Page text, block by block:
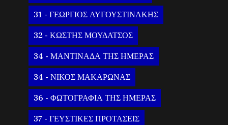
31 - ΓΕΩΡΓΙΟΣ ΑΥΓΟΥΣΤΙΝΑΚΗΣ
32 - ΚΩΣΤΗΣ ΜΟΥΔΑΤΣΟΣ
34 - ΜΑΝΤΙΝΑΔΑ ΤΗΣ ΗΜΕΡΑΣ
34 - ΝΙΚΟΣ ΜΑΚΑΡΩΝΑΣ
36 - ΦΩΤΟΓΡΑΦΙΑ ΤΗΣ ΗΜΕΡΑΣ
37 - ΓΕΥΣΤΙΚΕΣ ΠΡΟΤΑΣΕΙΣ